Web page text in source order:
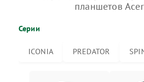
планшетов Acer
Серии
ICONIA PREDATOR